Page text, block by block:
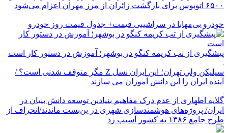
۶۵۰۰ اتوبوس برای بازگشت زائران از مرز مهران اعزام می‌شود
خودرو بی‌مهابا در سراشیبی قیمت+ جدول قیمت روز خودرو
پیشگیری از تب کریمه کنگو در بوشهر؛ آموزش در دستور کار است
سیلیکن ولیِ تهران؛ این ایران نسل Z مگر متوقف شدنی است؟ /
آینده ایران را این دانش آموزان می سازند
گلایه اطهاری از عدم درک مفاهیم بنیادین توسعه دانش بنیان در
ایران/ پروژه‌های هوشمندسازی شهری در بن‌بست ماندند/انحراف از
طرح جامع ۱۳۸۶ به کشور آسیب زد